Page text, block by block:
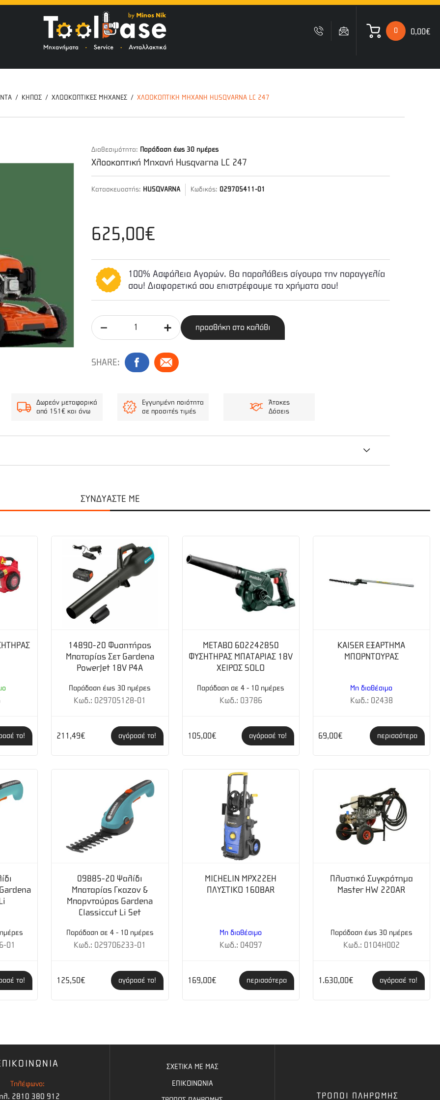
0 0,00€
ΚΗΠΟΣ ΧΛΟΟΚΟΠΤΙΚΕΣ ΜΗΧΑΝΕΣ ΧΛΟΟΚΟΠΤΙΚΉ ΜΗΧΑΝΉ HUSQVARNA LC 247
Διαθεσιμότητα: Παράδοση έως 30 ημέρες
Χλοοκοπτική Μηχανή Husqvarna LC 247
Κατασκευαστής: HUSQVARNA Κωδικός: 029705411-01
625,00€
100% Ασφάλεια Αγορών. Θα παραλάβεις σίγουρα την παραγγελία
σου! Διαφορετικά σου επιστρέφουμε τα χρήματα σου!
προσθήκη στο καλάθι
SHARE:
Δωρεάν μεταφορικά
από 151€ και άνω
Εγγυημένη ποιότητα
σε προσιτές τιμές
Άτοκες
Δόσεις
ΣΥΝΔΥΑΣΤΕ ΜΕ
το!
14890-20 Φυσητήρας
Μπαταρίας Σετ Gardena
PowerJet 18V P4A
Παράδοση έως 30 ημέρες
Κωδ.: 029705128-01
211,49€ αγόρασέ το!
METABO 602242850
ΦΥΣΗΤΗΡΑΣ ΜΠΑΤΑΡΙΑΣ 18V
ΧΕΙΡΟΣ SOLO
Παράδοση σε 4 - 10 ημέρες
Κωδ.: 03786
105,00€ αγόρασέ το!
KAISER ΕΞΑΡΤΗΜΑ
ΜΠΟΡΝΤΟΥΡΑΣ
Μη διαθέσιμο
Κωδ.: 02438
69,00€ περισσότερα
01
το!
09885-20 Ψαλίδι
Μπαταρίας Γκαζον &
Μπορντούρας Gardena
Classiccut Li Set
Παράδοση σε 4 - 10 ημέρες
Κωδ.: 029706233-01
125,50€ αγόρασέ το!
MICHELIN MPX22EH
ΠΛΥΣΤΙΚΟ 160BAR
Μη διαθέσιμο
Κωδ.: 04097
169,00€ περισσότερα
Πλυστικό Συγκρότημα
Master HW 220AR
Παράδοση έως 30 ημέρες
Κωδ.: 0104H002
1.630,00€ αγόρασέ το!
Τηλέφωνο:
2810 380 912
ΣΧΕΤΙΚΑ ΜΕ ΜΑΣ
ΕΠΙΚΟΙΝΩΝΙΑ
ΤΡΟΠΟΙ ΠΛΗΡΩΜΗΣ